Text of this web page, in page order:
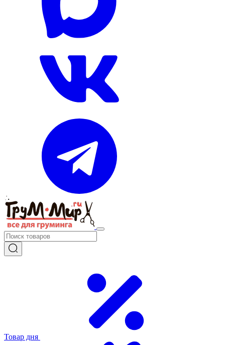
Товар дня